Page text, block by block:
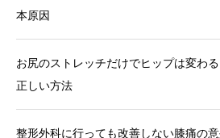
本原因
お尻のストレッチだけでヒップは変わ
正しい方法
整形外科に行っても改善しない膝痛の